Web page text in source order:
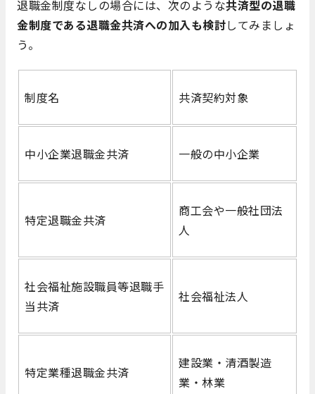
退職金制度なしの場合には、次のような共済型の退職
金制度である退職金共済への加入も検討してみましょ
う。
制度名 共済契約対象
中小企業退職金共済 一般の中小企業
特定退職金共済
商工会や一般社団法
人
社会福祉施設職員等退職手
当共済
社会福祉法人
特定業種退職金共済
建設業・清酒製造
業・林業